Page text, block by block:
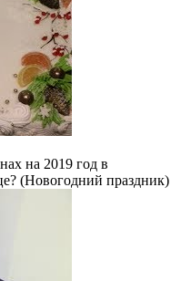
на 2019 год в
(Новогодний праздник)